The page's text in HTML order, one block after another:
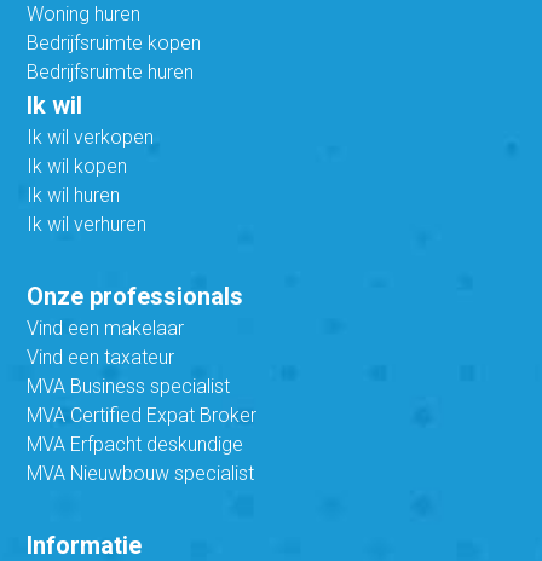
Woning huren
Bedrijfsruimte kopen
Bedrijfsruimte huren
Ik wil
Ik wil verkopen
Ik wil kopen
Ik wil huren
Ik wil verhuren
Onze professionals
Vind een makelaar
Vind een taxateur
MVA Business specialist
MVA Certified Expat Broker
MVA Erfpacht deskundige
MVA Nieuwbouw specialist
Informatie